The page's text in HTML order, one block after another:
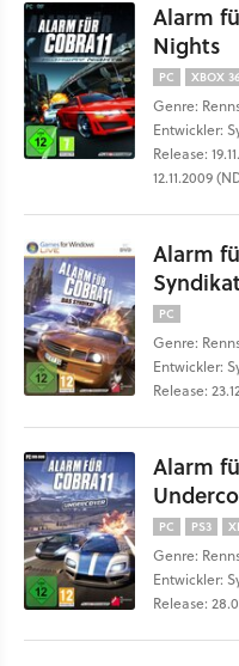
Alarm
Nights
PC XBOX
Genre:
Entwickler:
Release:
12.11.2009
Alarm
PC
Genre:
Entwickler:
Release:
Alarm
PC PS3
Genre:
Entwickler:
Release: